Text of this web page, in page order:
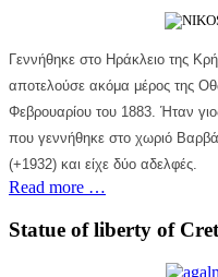
Γεννήθηκε στο Ηράκλειο της
αποτελούσε ακόμα μέρος της
Φεβρουαρίου του 1883. Ήταν
που γεννήθηκε στο χωριό
(+1932) και είχε δύο αδελφές.
Read more …
Statue of liberty of